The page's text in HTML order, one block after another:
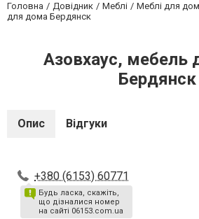
Головна Довідник Меблі Меблі для
для дома Бердянск
Азовхаус, мебель
Бердянск
Опис Відгуки
+380 (6153) 60771
Будь ласка, скажіть,
що дізналися номер
на сайті 06153.com.ua